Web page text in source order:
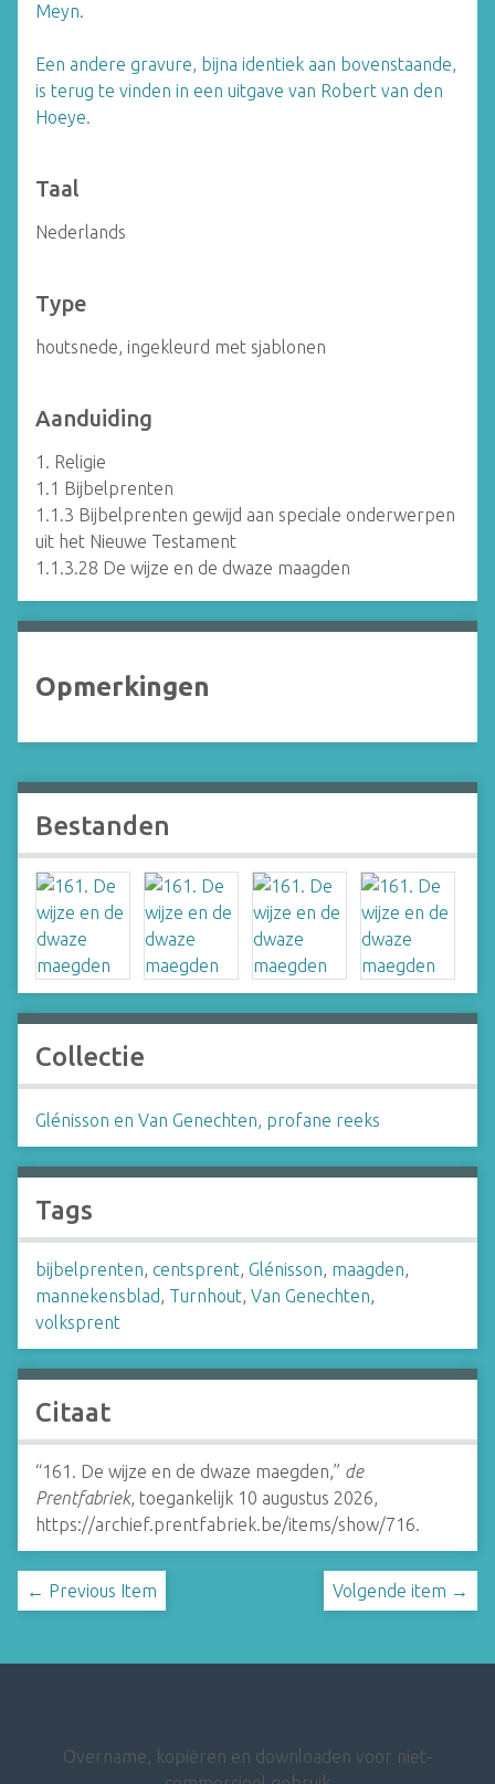
Meyn.
Een andere gravure, bijna identiek aan bovenstaande,
is terug te vinden in een uitgave van Robert van den
Hoeye.
Taal
Nederlands
Type
houtsnede, ingekleurd met sjablonen
Aanduiding
1. Religie
1.1 Bijbelprenten
1.1.3 Bijbelprenten gewijd aan speciale onderwerpen
uit het Nieuwe Testament
1.1.3.28 De wijze en de dwaze maagden
Opmerkingen
Bestanden
Collectie
Glénisson en Van Genechten, profane reeks
Tags
bijbelprenten, centsprent, Glénisson, maagden,
mannekensblad, Turnhout, Van Genechten,
volksprent
Citaat
“161. De wijze en de dwaze maegden,” de
Prentfabriek, toegankelijk 10 augustus 2026,
https://archief.prentfabriek.be/items/show/716.
← Previous Item Volgende item →
Overname, kopiëren en downloaden voor niet-